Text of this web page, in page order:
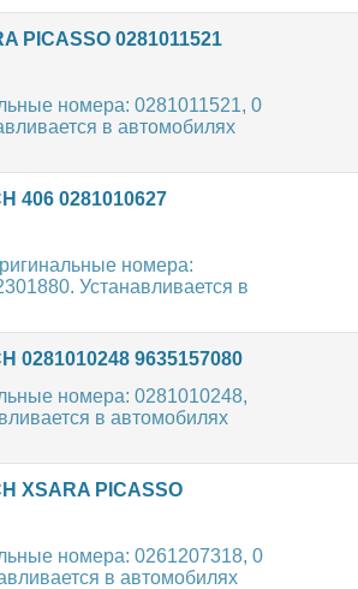
PICASSO 0281011521
номера: 0281011521, 0
в автомобилях
406 0281010627
номера:
Устанавливается в
0281010248 9635157080
номера: 0281010248,
в автомобилях
XSARA PICASSO
номера: 0261207318, 0
в автомобилях